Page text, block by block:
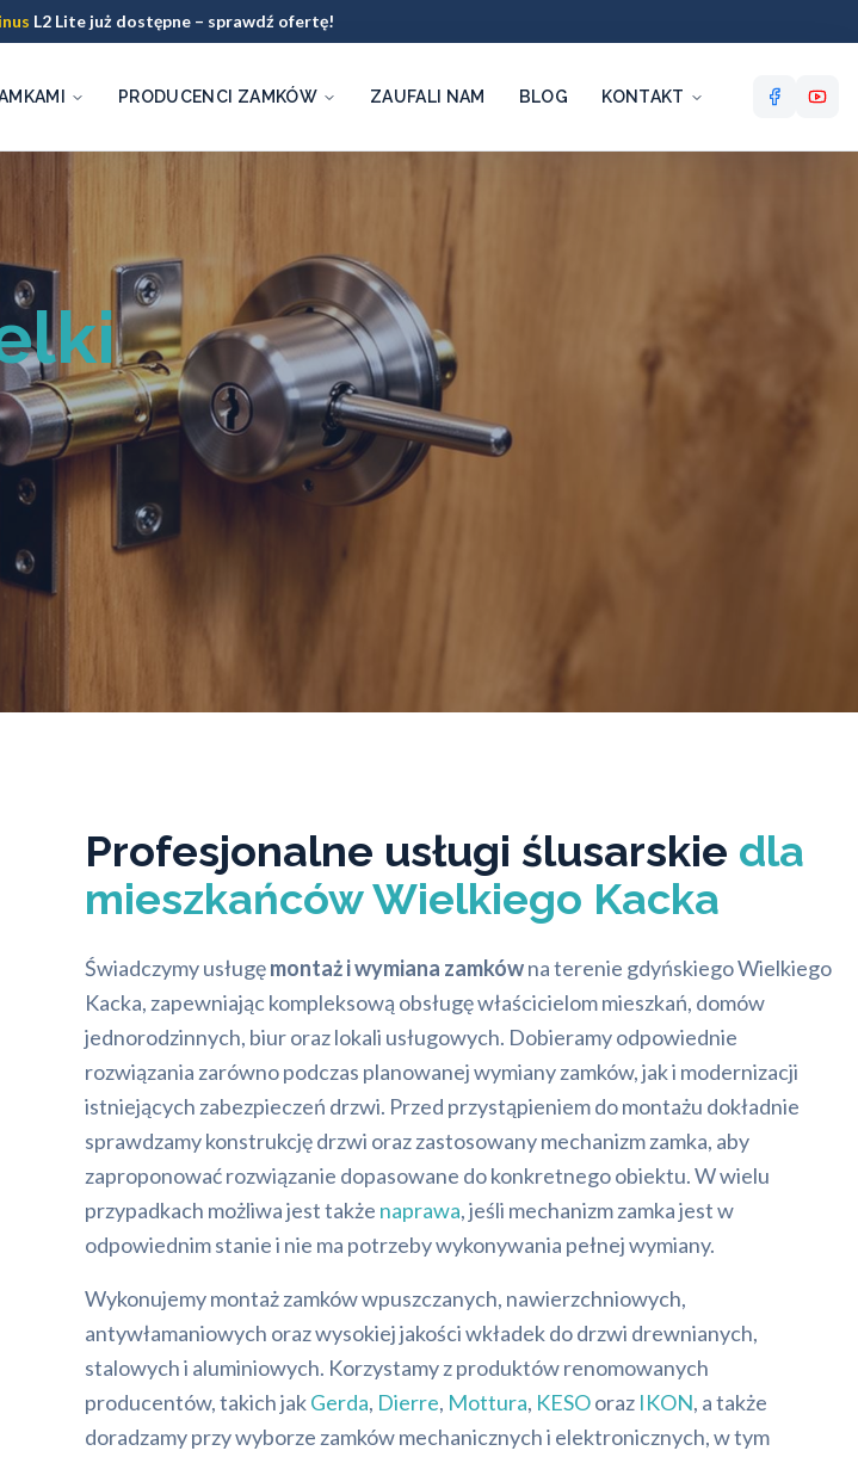
L2 Lite już dostępne – sprawdź ofertę!
PRODUCENCI ZAMKÓW ZAUFALI NAM BLOG KONTAKT
Profesjonalne usługi ślusarskie dla
mieszkańców Wielkiego Kacka
Świadczymy usługęmontaż i wymiana zamkówna terenie gdyńskiego Wielkiego
Kacka, zapewniając kompleksową obsługę właścicielom mieszkań, domów
jednorodzinnych, biur oraz lokali usługowych. Dobieramy odpowiednie
rozwiązania zarówno podczas planowanej wymiany zamków, jak i modernizacji
istniejących zabezpieczeń drzwi. Przed przystąpieniem do montażu dokładnie
sprawdzamy konstrukcję drzwi oraz zastosowany mechanizm zamka, aby
zaproponować rozwiązanie dopasowane do konkretnego obiektu. W wielu
przypadkach możliwa jest także naprawa, jeśli mechanizm zamka jest w
odpowiednim stanie i nie ma potrzeby wykonywania pełnej wymiany.
Wykonujemy montaż zamków wpuszczanych, nawierzchniowych,
antywłamaniowych oraz wysokiej jakości wkładek do drzwi drewnianych,
stalowych i aluminiowych. Korzystamy z produktów renomowanych
producentów, takich jakGerda, Dierre, Mottura, KESOoraz IKON, a także
doradzamy przy wyborze zamków mechanicznych i elektronicznych, w tym